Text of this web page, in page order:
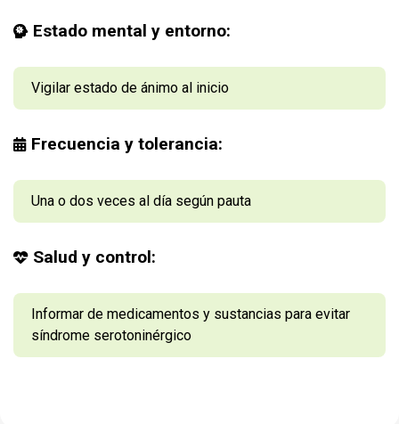
Estado mental y entorno:
Vigilar estado de ánimo al inicio
Frecuencia y tolerancia:
Una o dos veces al día según pauta
Salud y control:
Informar de medicamentos y sustancias para evitar
síndrome serotoninérgico